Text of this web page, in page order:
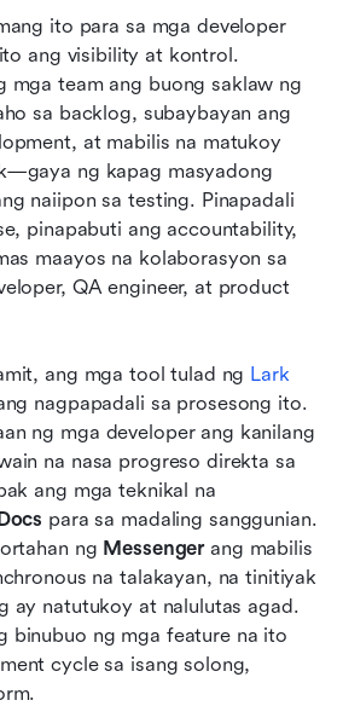
ito para sa mga developer
ang visibility at kontrol.
mga team ang buong saklaw ng
sa backlog, subaybayan ang
at mabilis na matukoy
ng kapag masyadong
naiipon sa testing. Pinapadali
pinapabuti ang accountability,
maayos na kolaborasyon sa
QA engineer, at product
ang mga tool tulad ng Lark
nagpapadali sa prosesong ito.
ng mga developer ang kanilang
na nasa progreso direkta sa
ang mga teknikal na
para sa madaling sanggunian.
ng Messenger ang mabilis
na talakayan, na tinitiyak
ay natutukoy at nalulutas agad.
binubuo ng mga feature na ito
cycle sa isang solong,